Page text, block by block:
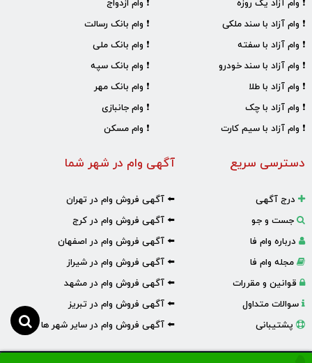
❗ وام ازدواج
❗ وام بانک رسالت
❗ وام بانک ملی
❗ وام بانک سپه
❗ وام بانک مهر
❗ وام جانبازی
❗ وام مسکن
❗ وام آزاد یک روزه
❗ وام آزاد با سند ملکی
❗ وام آزاد با سفته
❗ وام آزاد با سند خودرو
❗ وام آزاد با طلا
❗ وام آزاد با چک
❗ وام آزاد با سیم کارت
آگهی وام در شهر شما
⬅️ آگهی فروش وام در تهران
⬅️ آگهی فروش وام در کرج
⬅️ آگهی فروش وام در اصفهان
⬅️ آگهی فروش وام در شیراز
⬅️ آگهی فروش وام در مشهد
⬅️ آگهی فروش وام در تبریز
⬅️ آگهی فروش وام در سایر شهر ها
دسترسی سریع
درج آگهی
جست و جو
درباره وام فا
مجله وام فا
قوانین و مقررات
سوالات متداول
پشتیبانی